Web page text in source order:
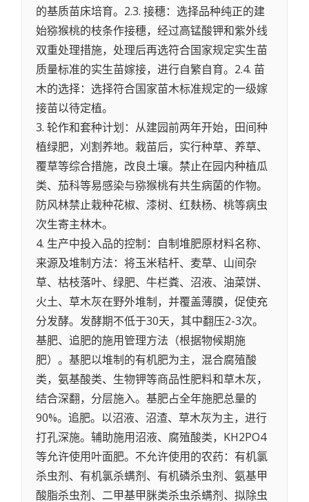
的基质苗床培育。2.3. 接穗：选择品种纯正的建
始猕猴桃的枝条作接穗，经过高锰酸钾和紫外线
双重处理措施，处理后再选符合国家规定实生苗
质量标准的实生苗嫁接，进行自繁自育。2.4. 苗
木的选择：选择符合国家苗木标准规定的一级嫁
接苗以待定植。
3. 轮作和套种计划：从建园前两年开始，田间种
植绿肥，刈割养地。栽苗后，实行种草、养草、
覆草等综合措施，改良土壤。禁止在园内种植瓜
类、茄科等易感染与猕猴桃有共生病菌的作物。
防风林禁止栽种花椒、漆树、红麸杨、桃等病虫
次生寄主林木。
4. 生产中投入品的控制：自制堆肥原材料名称、
来源及堆制方法：将玉米秸杆、麦草、山间杂
草、枯枝落叶、绿肥、牛栏粪、沼液、油菜饼、
火土、草木灰在野外堆制，并覆盖薄膜，促使充
分发酵。发酵期不低于30天，其中翻压2-3次。
基肥、追肥的施用管理方法（根据物候期施
肥）。基肥以堆制的有机肥为主，混合腐殖酸
类，氨基酸类、生物钾等商品性肥料和草木灰，
结合深翻，分层施入。基肥占全年施肥总量的
90%。追肥。以沼液、沼渣、草木灰为主，进行
打孔深施。辅助施用沼液、腐殖酸类，KH2PO4
等允许使用叶面肥。不允许使用的农药：有机氯
杀虫剂、有机氯杀螨剂、有机磷杀虫剂、氨基甲
酸脂杀虫剂、二甲基甲脒类杀虫杀螨剂、拟除虫